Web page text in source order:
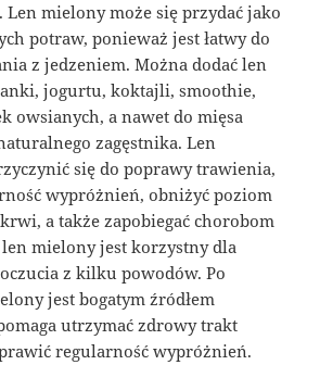
Len mielony może się przydać jako
potraw, ponieważ jest łatwy do
z jedzeniem. Można dodać len
jogurtu, koktajli, smoothie,
owsianych, a nawet do mięsa
zagęstnika. Len
się do poprawy trawienia,
wypróżnień, obniżyć poziom
a także zapobiegać chorobom
len mielony jest korzystny dla
z kilku powodów. Po
jest bogatym źródłem
utrzymać zdrowy trakt
regularność wypróżnień.